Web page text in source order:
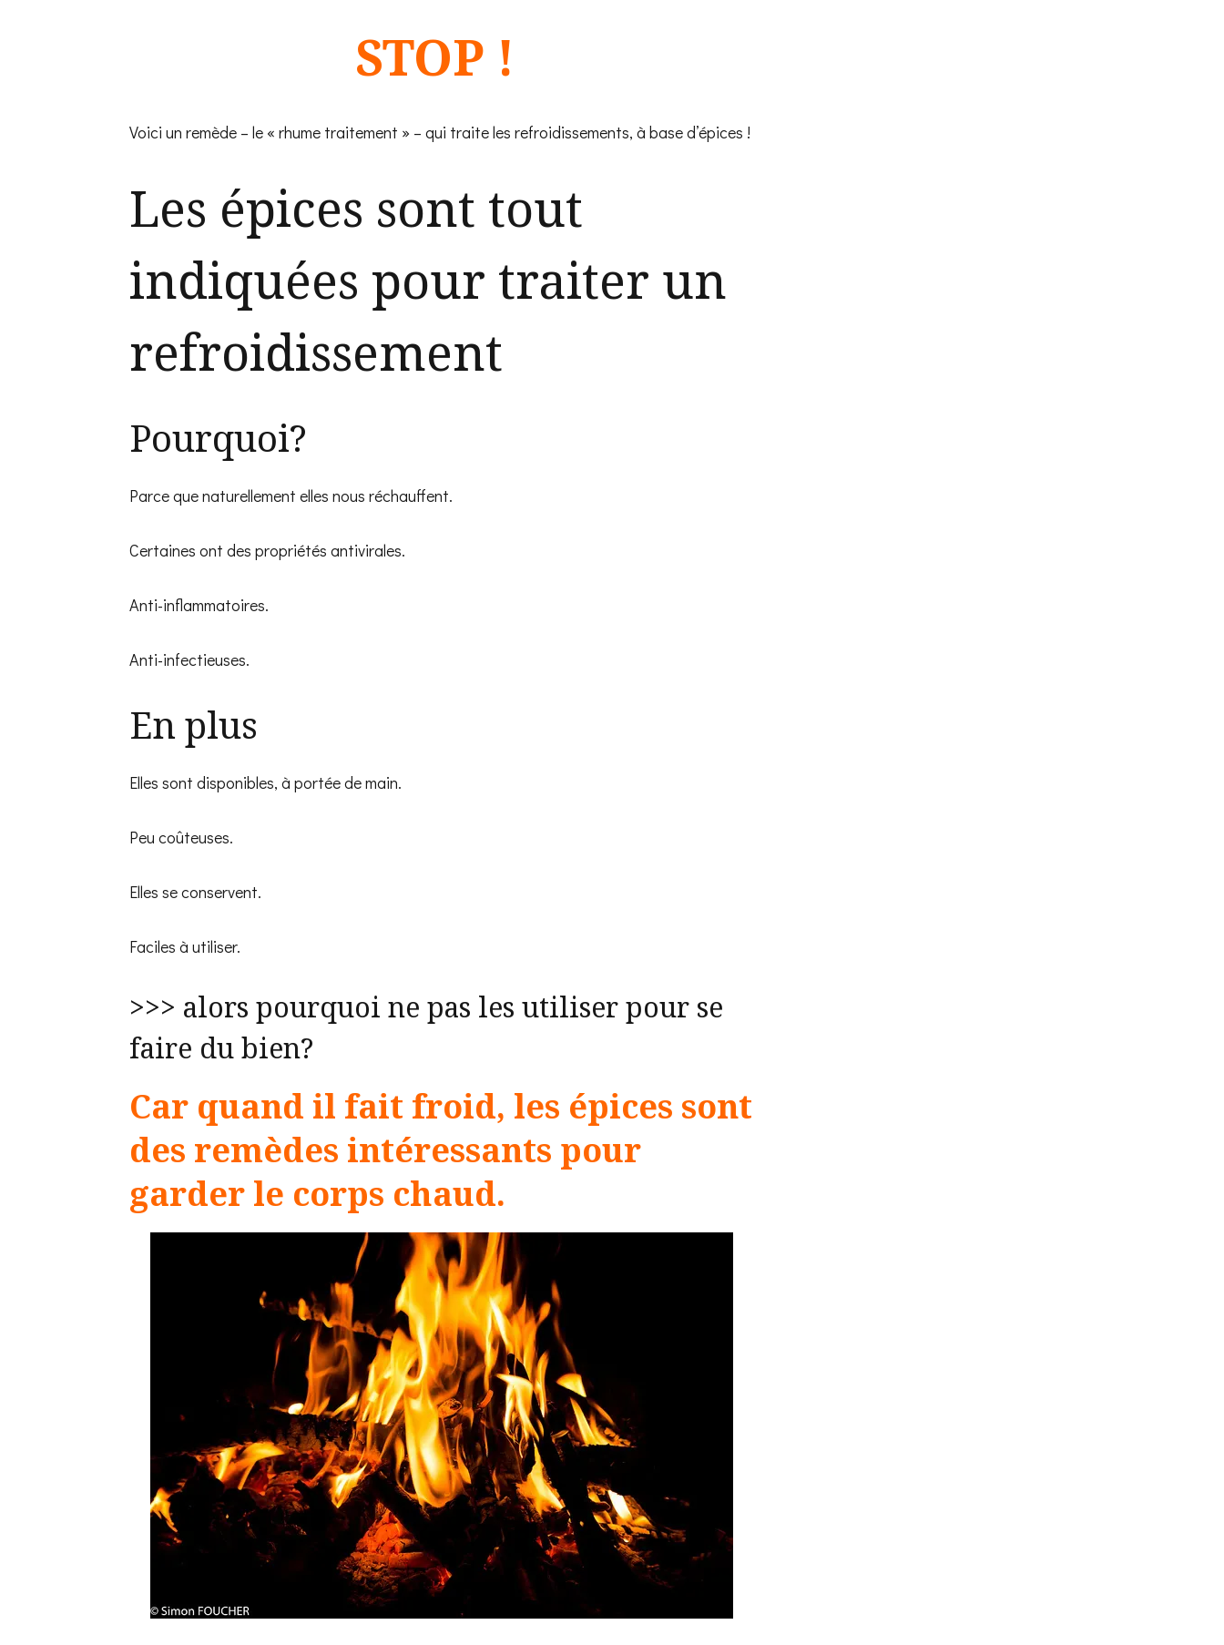
STOP !
Voici un remède – le « rhume traitement » – qui traite les refroidissements, à base d’épices !
Les épices sont tout
indiquées pour traiter un
refroidissement
Pourquoi?
Parce que naturellement elles nous réchauffent.
Certaines ont des propriétés antivirales.
Anti-inflammatoires.
Anti-infectieuses.
En plus
Elles sont disponibles, à portée de main.
Peu coûteuses.
Elles se conservent.
Faciles à utiliser.
>>> alors pourquoi ne pas les utiliser pour se
faire du bien?
Car quand il fait froid, les épices sont
des remèdes intéressants pour
garder le corps chaud.